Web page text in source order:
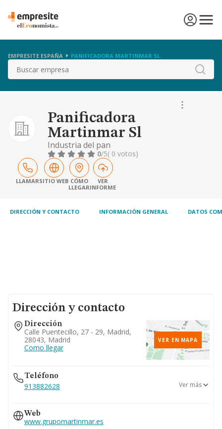
EMPRESITE ESPAÑA PANIFICADORA MARTINMAR SL
Buscar
Panificadora
Martinmar Sl
Industria del pan
0/5( 0 votos)
LLAMARSITIO WEB CÓMO
LLEGAR
VER
INFORME
DIRECCIÓN Y CONTACTO INFORMACIÓN GENERAL DATOS
Dirección y contacto
Dirección
Calle Puentecillo, 27 - 29, Madrid,
28043, Madrid
Como llegar
VER EN MAPA
Teléfono
913882628
917591420
917595342
913811010
Ver más
Web
www.grupomartinmar.es